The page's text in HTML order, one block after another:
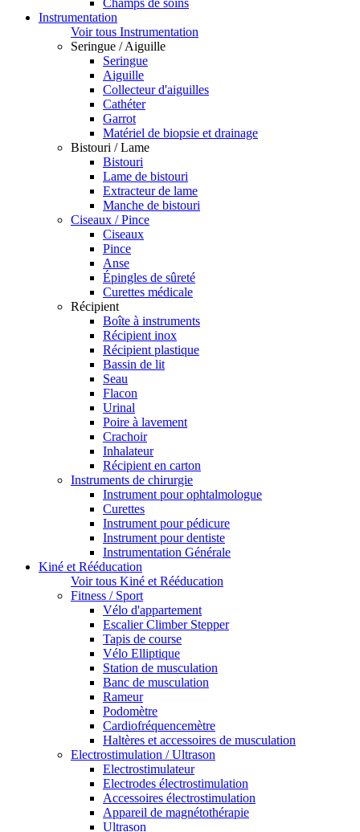
Champs de soins
Instrumentation
Voir tous Instrumentation
Seringue / Aiguille
Seringue
Aiguille
Collecteur d'aiguilles
Cathéter
Garrot
Matériel de biopsie et drainage
Bistouri / Lame
Bistouri
Lame de bistouri
Extracteur de lame
Manche de bistouri
Ciseaux / Pince
Ciseaux
Pince
Anse
Épingles de sûreté
Curettes médicale
Récipient
Boîte à instruments
Récipient inox
Récipient plastique
Bassin de lit
Seau
Flacon
Urinal
Poire à lavement
Crachoir
Inhalateur
Récipient en carton
Instruments de chirurgie
Instrument pour ophtalmologue
Curettes
Instrument pour pédicure
Instrument pour dentiste
Instrumentation Générale
Kiné et Rééducation
Voir tous Kiné et Rééducation
Fitness / Sport
Vélo d'appartement
Escalier Climber Stepper
Tapis de course
Vélo Elliptique
Station de musculation
Banc de musculation
Rameur
Podomètre
Cardiofréquencemètre
Haltères et accessoires de musculation
Electrostimulation / Ultrason
Electrostimulateur
Electrodes électrostimulation
Accessoires électrostimulation
Appareil de magnétothérapie
Ultrason